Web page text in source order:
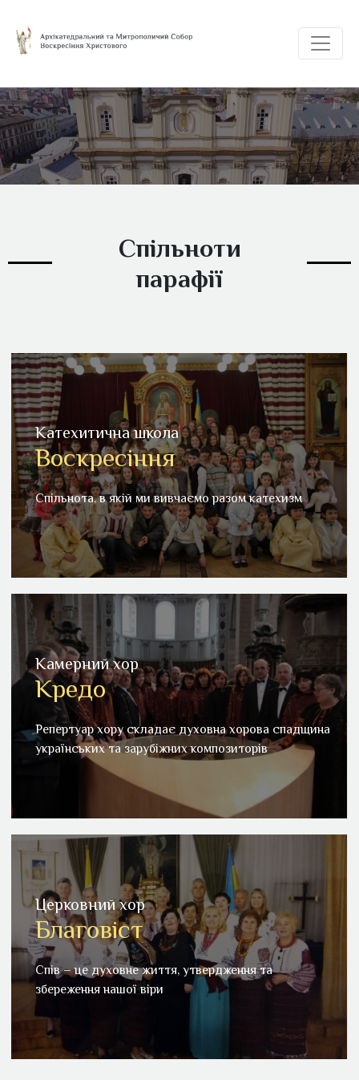
Спільноти
парафії
Катехитична школа
Воскресіння
Спільнота, в якій ми вивчаємо разом катехизм
Воскресіння
Спільнота, в якій ми вивчаємо разом катехизм
Детальніше
Камерний хор
Кредо
Репертуар хору складає духовна хорова спадщина
українських та зарубіжних композиторів
Камерний хор "Кредо"
Репертуар хору складає духовна хорова спадщина
українських та зарубіжних композиторів
Церковний хор
Благовіст
Спів – це духовне життя, утвердження та
збереження нашої віри
Церковний хор "Благовіст"
Спів – це духовне життя, утвердження та збереження
нашої віри